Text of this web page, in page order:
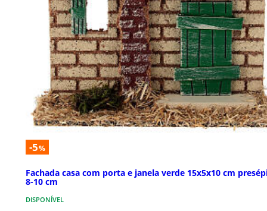
-5%
Fachada casa com porta e janela verde 15x5x10 cm
8-10 cm
DISPONÍVEL